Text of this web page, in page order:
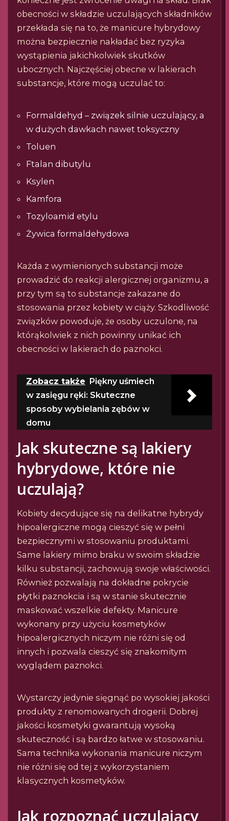
obecności w składzie uczulających składników
przekłada się na to, że manicure hybrydowy
można bezpiecznie nakładać bez ryzyka
wystąpienia jakichkolwiek skutków
ubocznych. Najczęściej obecne w lakierach
substancje, które mogą uczulać to:
Formaldehyd – związek silnie uczulający, a
w dużych dawkach nawet toksyczny
Toluen
Ftalan dibutylu
Ksylen
Kamfora
Tozyloamid etylu
Żywica formaldehydowa
Każda z wymienionych substancji może
prowadzić do reakcji alergicznej organizmu, a
przy tym są to substancje zakazane do
stosowania przez kobiety w ciąży. Szkodliwość
związków powoduje, że osoby uczulone, na
którąkolwiek z nich powinny unikać ich
obecności w lakierach do paznokci.
Zobacz także Piękny uśmiech
w zasięgu ręki: Skuteczne
sposoby wybielania zębów w
domu
Jak skuteczne są lakiery
hybrydowe, które nie
uczulają?
Kobiety decydujące się na delikatne hybrydy
hipoalergiczne mogą cieszyć się w pełni
bezpiecznymi w stosowaniu produktami.
Same lakiery mimo braku w swoim składzie
kilku substancji, zachowują swoje właściwości.
Również pozwalają na dokładne pokrycie
płytki paznokcia i są w stanie skutecznie
maskować wszelkie defekty. Manicure
wykonany przy użyciu kosmetyków
hipoalergicznych niczym nie różni się od
innych i pozwala cieszyć się znakomitym
wyglądem paznokci.
Wystarczy jedynie sięgnąć po wysokiej jakości
produkty z renomowanych drogerii. Dobrej
jakości kosmetyki gwarantują wysoką
skuteczność i są bardzo łatwe w stosowaniu.
Sama technika wykonania manicure niczym
nie różni się od tej z wykorzystaniem
klasycznych kosmetyków.
Jak rozpoznać uczulający